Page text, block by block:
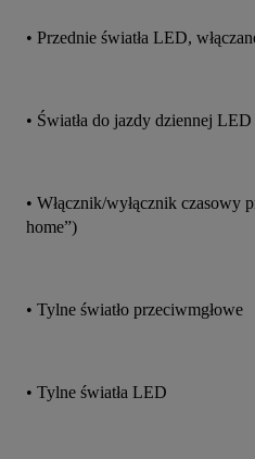
• Przednie światła LED,
• Światła do jazdy dziennej LED
• Włącznik/wyłącznik czasowy
home”)
• Tylne światło przeciwmgłowe
• Tylne światła LED